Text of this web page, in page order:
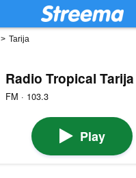
> Tarija
Radio Tropical Tarija
FM · 103.3
Play